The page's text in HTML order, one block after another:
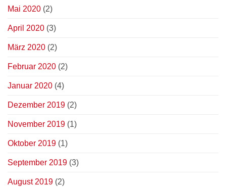
Mai 2020 (2)
April 2020 (3)
März 2020 (2)
Februar 2020 (2)
Januar 2020 (4)
Dezember 2019 (2)
November 2019 (1)
Oktober 2019 (1)
September 2019 (3)
August 2019 (2)